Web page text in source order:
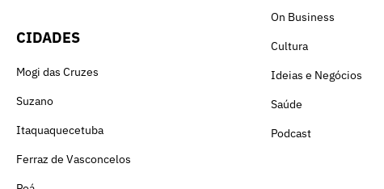
CIDADES
Mogi das Cruzes
Suzano
Itaquaquecetuba
Ferraz de Vasconcelos
On Business
Cultura
Ideias e Negócios
Saúde
Podcast